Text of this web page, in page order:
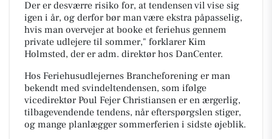
Der er desværre risiko for, at tendensen vil vise sig
igen i år, og derfor bør man være ekstra påpasselig,
hvis man overvejer at booke et feriehus gennem
private udlejere til sommer," forklarer Kim
Holmsted, der er adm. direktør hos DanCenter.
Hos Feriehusudlejernes Brancheforening er man
bekendt med svindeltendensen, som ifølge
vicedirektør Poul Fejer Christiansen er en ærgerlig,
tilbagevendende tendens, når efterspørgslen stiger,
og mange planlægger sommerferien i sidste øjeblik.